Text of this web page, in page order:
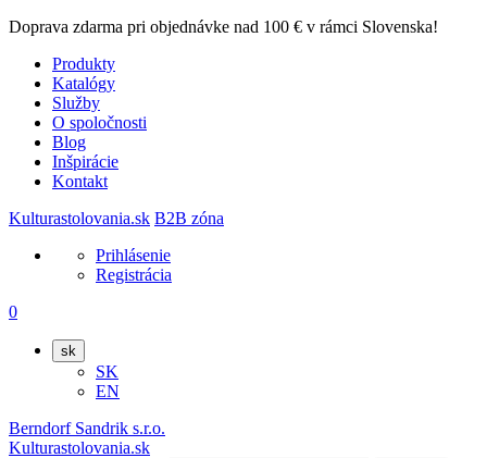
Doprava zdarma pri objednávke nad 100 € v rámci Slovenska!
Produkty
Katalógy
Služby
O spoločnosti
Blog
Inšpirácie
Kontakt
Kulturastolovania.sk B2B zóna
Prihlásenie
Registrácia
0
sk
SK
EN
Berndorf Sandrik s.r.o.
Kulturastolovania.sk